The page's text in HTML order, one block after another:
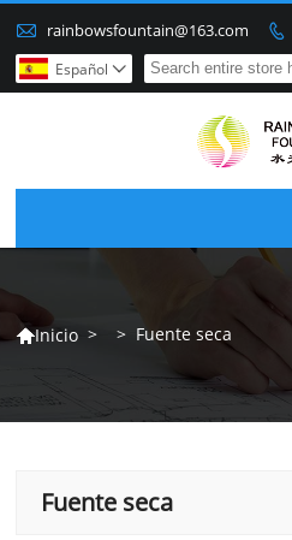
 rainbowsfountain@163.com 
Español 
Inicio > > Fuente seca
Fuente seca